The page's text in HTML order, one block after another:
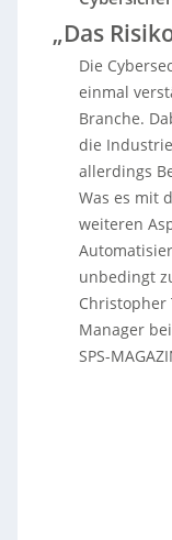
„Das
Die
einmal
Branche.
die
allerdings
Was es mit
weiteren
unbedingt
Christopher
Manager
SPS-